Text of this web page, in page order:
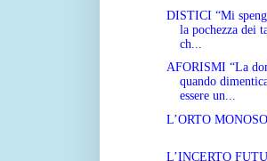
DISTICI “Mi
la pochezza dei
ch...
AFORISMI “La
quando
essere un...
L’ORTO
L’INCERTO